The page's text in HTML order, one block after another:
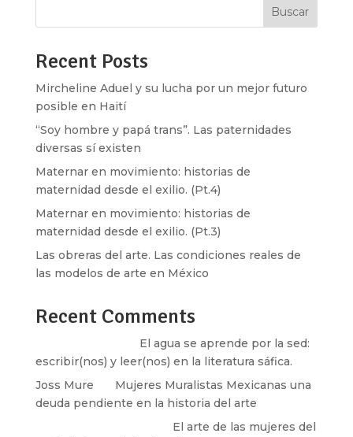
Buscar
Recent Posts
Mircheline Aduel y su lucha por un mejor futuro
posible en Haití
“Soy hombre y papá trans”. Las paternidades
diversas sí existen
Maternar en movimiento: historias de
maternidad desde el exilio. (Pt.4)
Maternar en movimiento: historias de
maternidad desde el exilio. (Pt.3)
Las obreras del arte. Las condiciones reales de
las modelos de arte en México
Recent Comments
El agua se aprende por la sed:
escribir(nos) y leer(nos) en la literatura sáfica.
Joss Mure
Mujeres Muralistas Mexicanas una
deuda pendiente en la historia del arte
El arte de las mujeres del